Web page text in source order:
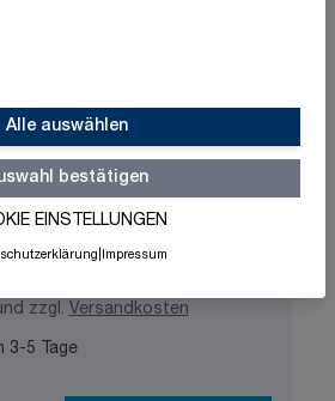
Alle auswählen
bestätigen
EINSTELLUNGEN
Impressum
Made in Germany
zzgl. Versandkosten
3-5 Tage